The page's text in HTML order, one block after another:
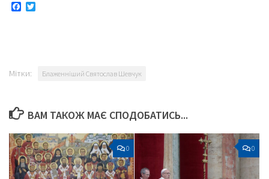
Facebook
Мітки: Блаженніший Святослав Шевчук
ВАМ ТАКОЖ МАЄ СПОДОБАТИСЬ...
0 0